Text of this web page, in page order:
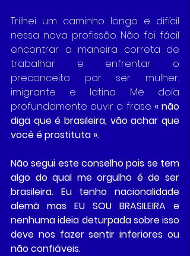
Trilhei um caminho longo e difícil
nessa nova profissão. Não foi fácil
encontrar a maneira correta de
trabalhar e enfrentar o
preconceito por ser mulher,
imigrante e latina. Me doía
profundamente ouvir a frase « não
diga que é brasileira, vão achar que
você é prostituta ».
Não segui este conselho pois se tem
algo do qual me orgulho é de ser
brasileira. Eu tenho nacionalidade
alemã mas EU SOU BRASILEIRA e
nenhuma ideia deturpada sobre isso
deve nos fazer sentir inferiores ou
não confiáveis.